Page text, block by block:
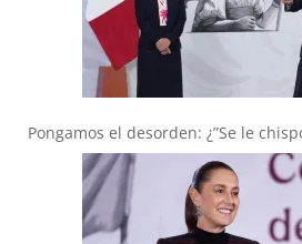
Pongamos el desorden: ¿”Se le